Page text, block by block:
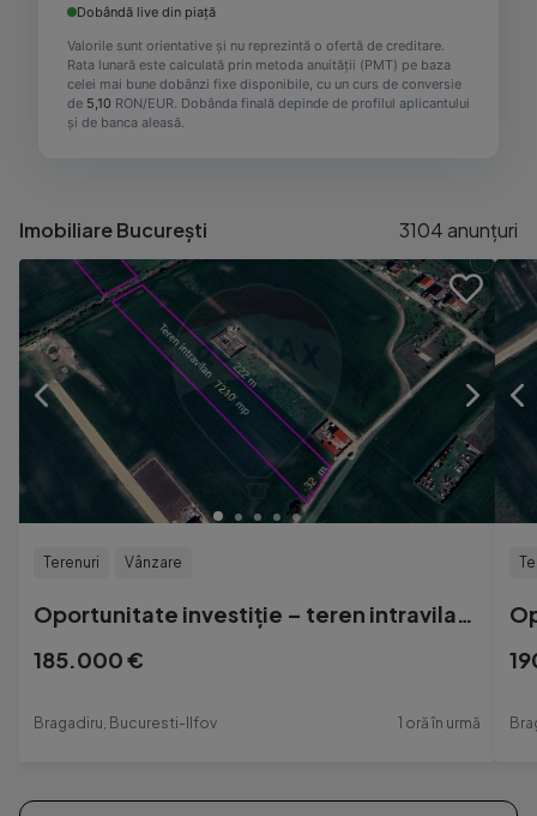
Dobândă live din piață
Valorile sunt orientative și nu reprezintă o ofertă de creditare.
Rata lunară este calculată prin metoda anuității (PMT) pe baza
celei mai bune dobânzi fixe disponibile, cu un curs de conversie
de 5,10 RON/EUR. Dobânda finală depinde de profilul aplicantului
și de banca aleasă.
Imobiliare București 3104 anunțuri
Terenuri Vânzare
Oportunitate investiție – teren intravilan 7.210 mp, B...
185.000 €
Bragadiru, Bucuresti-Ilfov 1 oră în urmă